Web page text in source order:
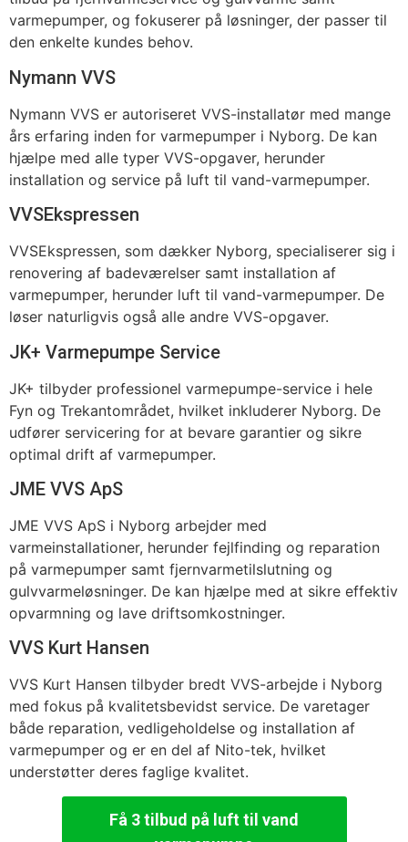
varmepumper, og fokuserer på løsninger, der passer til
den enkelte kundes behov.
Nymann VVS
Nymann VVS er autoriseret VVS-installatør med mange
års erfaring inden for varmepumper i Nyborg. De kan
hjælpe med alle typer VVS-opgaver, herunder
installation og service på luft til vand-varmepumper.
VVSEkspressen
VVSEkspressen, som dækker Nyborg, specialiserer sig i
renovering af badeværelser samt installation af
varmepumper, herunder luft til vand-varmepumper. De
løser naturligvis også alle andre VVS-opgaver.
JK+ Varmepumpe Service
JK+ tilbyder professionel varmepumpe-service i hele
Fyn og Trekantområdet, hvilket inkluderer Nyborg. De
udfører servicering for at bevare garantier og sikre
optimal drift af varmepumper.
JME VVS ApS
JME VVS ApS i Nyborg arbejder med
varmeinstallationer, herunder fejlfinding og reparation
på varmepumper samt fjernvarmetilslutning og
gulvvarmeløsninger. De kan hjælpe med at sikre effektiv
opvarmning og lave driftsomkostninger.
VVS Kurt Hansen
VVS Kurt Hansen tilbyder bredt VVS-arbejde i Nyborg
med fokus på kvalitetsbevidst service. De varetager
både reparation, vedligeholdelse og installation af
varmepumper og er en del af Nito-tek, hvilket
understøtter deres faglige kvalitet.
Få 3 tilbud på luft til vand